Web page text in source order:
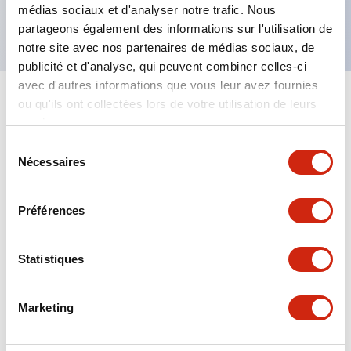
médias sociaux et d'analyser notre trafic. Nous
partageons également des informations sur l'utilisation de
notre site avec nos partenaires de médias sociaux, de
publicité et d'analyse, qui peuvent combiner celles-ci
avec d'autres informations que vous leur avez fournies
ou qu'ils ont collectées lors de votre utilisation de leurs
services.
Nécessaires
Préférences
Statistiques
Marketing
socle DIN ou socle de montage sur panneau
Spécifications Tout développer
Documents et fichiers